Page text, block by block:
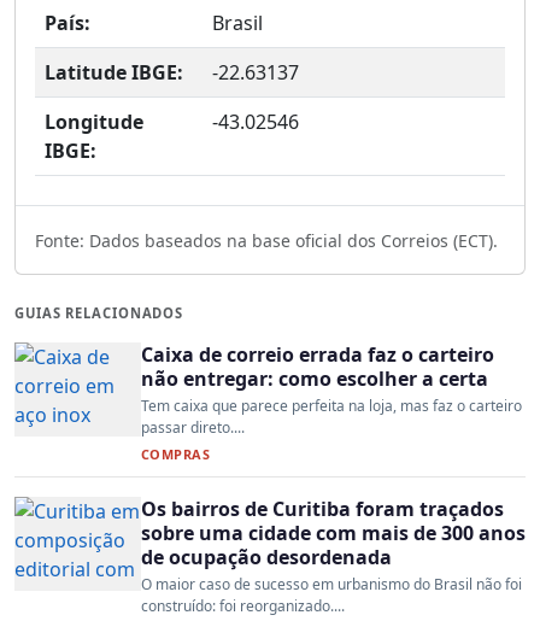
País:
Brasil
Latitude IBGE:
-22.63137
Longitude
IBGE:
-43.02546
Fonte: Dados baseados na base oficial dos Correios (ECT).
GUIAS RELACIONADOS
Caixa de correio errada faz o carteiro
não entregar: como escolher a certa
Tem caixa que parece perfeita na loja, mas faz o carteiro
passar direto....
COMPRAS
Os bairros de Curitiba foram traçados
sobre uma cidade com mais de 300 anos
de ocupação desordenada
O maior caso de sucesso em urbanismo do Brasil não foi
construído: foi reorganizado....